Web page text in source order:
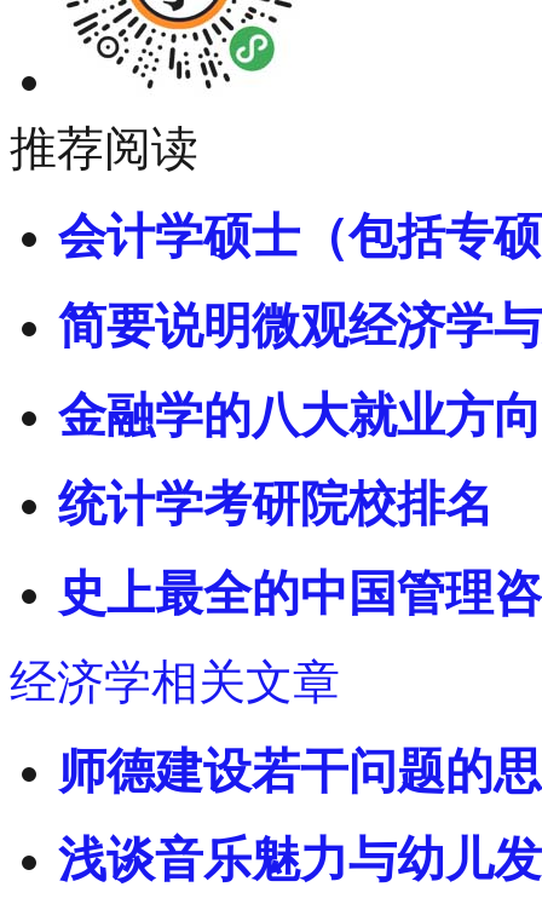
推荐阅读
会计学硕士（包括专
简要说明微观经济学
金融学的八大就业方
统计学考研院校排名
史上最全的中国管理
经济学相关文章
师德建设若干问题的
浅谈音乐魅力与幼儿